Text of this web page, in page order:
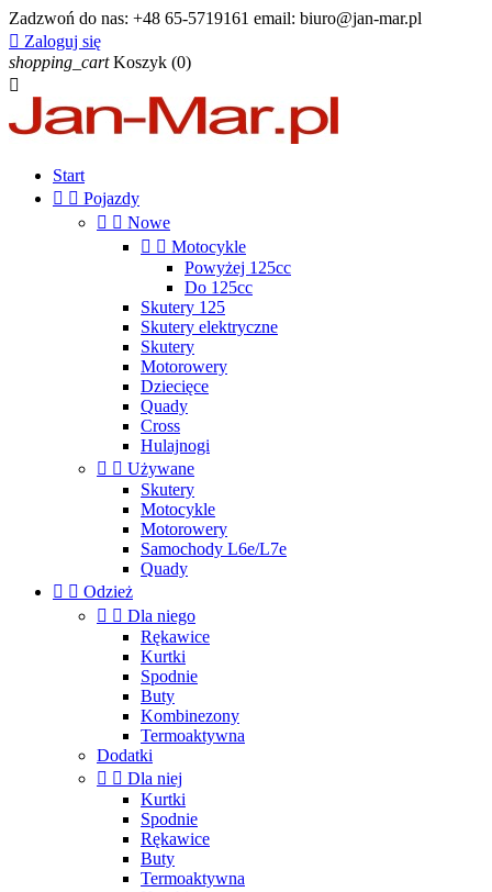
Zadzwoń do nas: +48 65-5719161 email: biuro@jan-mar.pl
 Zaloguj się
shopping_cart Koszyk (0)

Start
  Pojazdy
  Nowe
  Motocykle
Powyżej 125cc
Do 125cc
Skutery 125
Skutery elektryczne
Skutery
Motorowery
Dziecięce
Quady
Cross
Hulajnogi
  Używane
Skutery
Motocykle
Motorowery
Samochody L6e/L7e
Quady
  Odzież
  Dla niego
Rękawice
Kurtki
Spodnie
Buty
Kombinezony
Termoaktywna
Dodatki
  Dla niej
Kurtki
Spodnie
Rękawice
Buty
Termoaktywna